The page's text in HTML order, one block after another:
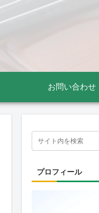
お問い合わせ
プロフィール